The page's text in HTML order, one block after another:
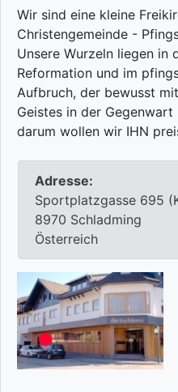
Wir sind eine kleine
Christengemeinde -
Unsere Wurzeln liegen in
Reformation und im
Aufbruch, der bewusst
Geistes in der
darum wollen wir IHN
Adresse:
Sportplatzgasse 695
8970 Schladming
Österreich